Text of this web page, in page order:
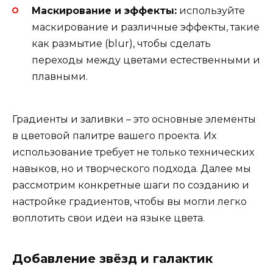
Маскирование и эффекты: используйте
маскирование и различные эффекты, такие
как размытие (blur), чтобы сделать
переходы между цветами естественными и
плавными.
Градиенты и заливки – это основные элементы
в цветовой палитре вашего проекта. Их
использование требует не только технических
навыков, но и творческого подхода. Далее мы
рассмотрим конкретные шаги по созданию и
настройке градиентов, чтобы вы могли легко
воплотить свои идеи на языке цвета.
Добавление звёзд и галактик